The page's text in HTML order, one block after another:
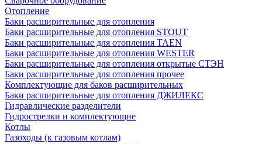
Отопление
Баки расширительные для отопления
Баки расширительные для отопления STOUT
Баки расширительные для отопления TAEN
Баки расширительные для отопления WESTER
Баки расширительные для отопления открытые СТЭН
Баки расширительные для отопления прочее
Комплектующие для баков расширительных
Баки расширительные для отопления ДЖИЛЕКС
Гидравлические разделители
Гидрострелки и комплектующие
Котлы
Газоходы (к газовым котлам)